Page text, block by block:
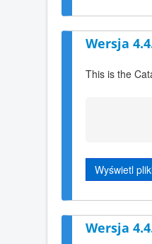
Wersja
This is the
Wyświetl
Wersja